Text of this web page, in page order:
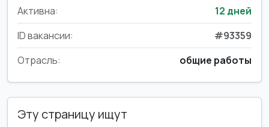
Активна:
12 дней
ID вакансии:
#93359
Отрасль:
общие работы
Эту страницу ищут